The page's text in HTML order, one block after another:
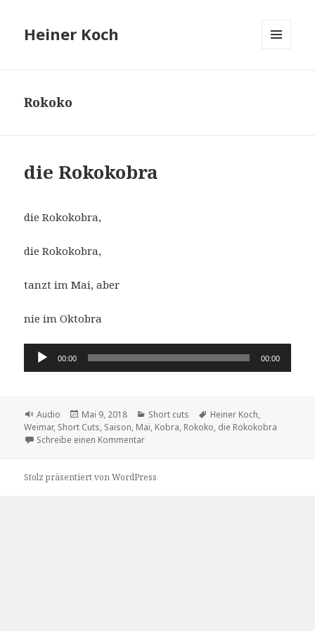
Heiner Koch
Rokoko
die Rokokobra
die Rokokobra,
die Rokokobra,
tanzt im Mai, aber
nie im Oktobra
Audio-
00:00 00:00
Format
Audio
Veröffentlicht
am
Mai 9, 2018 Kategorien
Short cuts Schlagwörter
Heiner Koch,
Weimar, Short Cuts, Saison, Mai, Kobra, Rokoko, die Rokokobra
Schreibe einen Kommentarzu die Rokokobra
Stolz präsentiert von WordPress